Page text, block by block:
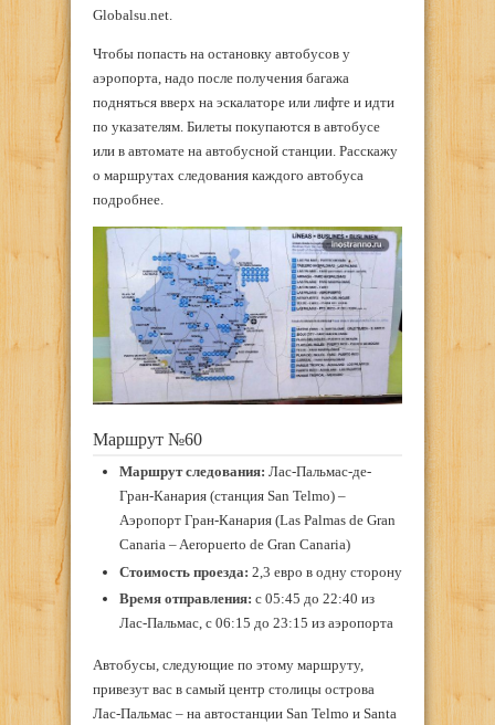
Globalsu.net.
Чтобы попасть на остановку автобусов у
аэропорта, надо после получения багажа
подняться вверх на эскалаторе или лифте и идти
по указателям. Билеты покупаются в автобусе
или в автомате на автобусной станции. Расскажу
о маршрутах следования каждого автобуса
подробнее.
Маршрут №60
Маршрут следования: Лас-Пальмас-де-
Гран-Канария (станция San Telmo) –
Аэропорт Гран-Канария (Las Palmas de Gran
Canaria – Aeropuerto de Gran Canaria)
Стоимость проезда: 2,3 евро в одну сторону
Время отправления: с 05:45 до 22:40 из
Лас-Пальмас, с 06:15 до 23:15 из аэропорта
Автобусы, следующие по этому маршруту,
привезут вас в самый центр столицы острова
Лас-Пальмас – на автостанции San Telmo и Santa